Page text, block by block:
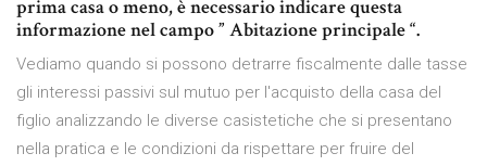
prima casa o meno, è necessario indicare questa
informazione nel campo ” Abitazione principale “.
Vediamo quando si possono detrarre fiscalmente dalle tasse
gli interessi passivi sul mutuo per l'acquisto della casa del
figlio analizzando le diverse casistetiche che si presentano
nella pratica e le condizioni da rispettare per fruire del